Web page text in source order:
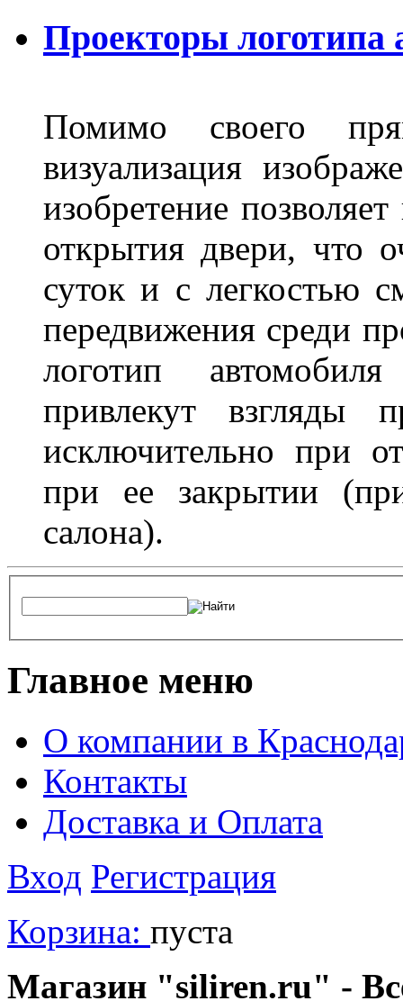
Проекторы логотипа
Помимо своего
визуализация
изобретение
открытия двери, что
суток и с легкостью
передвижения среди
логотип
привлекут взгляды
исключительно при
при ее закрытии
салона).
Главное меню
О компании в
Контакты
Доставка и Оплата
Вход Регистрация
Корзина: пуста
Магазин "siliren.ru" -